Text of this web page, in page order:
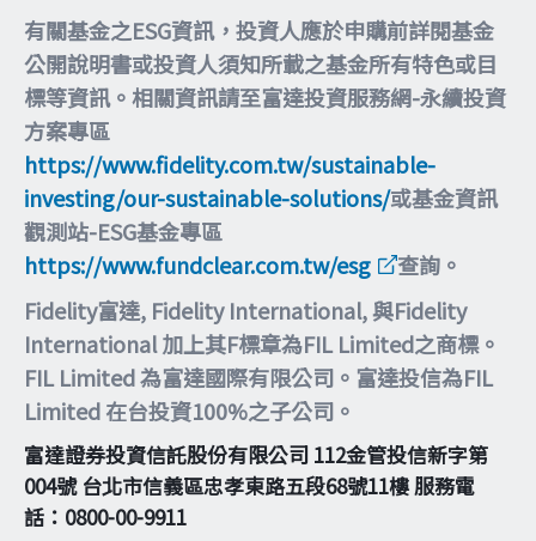
有關基金之ESG資訊，投資人應於申購前詳閱基金
公開說明書或投資人須知所載之基金所有特色或目
標等資訊。相關資訊請至富達投資服務網-永續投資
方案專區
https://www.fidelity.com.tw/sustainable-
investing/our-sustainable-solutions/或基金資訊
觀測站-ESG基金專區
https://www.fundclear.com.tw/esg
查詢。
Fidelity富達, Fidelity International, 與Fidelity
International 加上其F標章為FIL Limited之商標。
FIL Limited 為富達國際有限公司。富達投信為FIL
Limited 在台投資100%之子公司。
富達證券投資信託股份有限公司 112金管投信新字第
004號 台北市信義區忠孝東路五段68號11樓 服務電
話：0800-00-9911